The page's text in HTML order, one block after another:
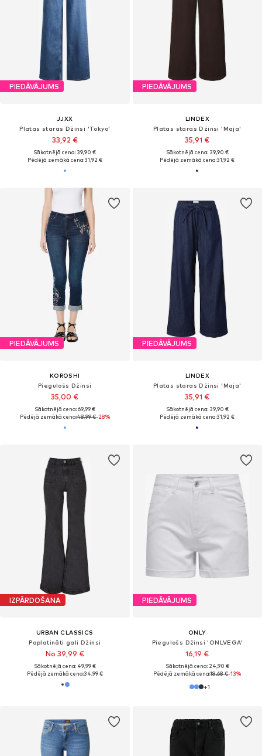
PIEDĀVĀJUMS
JJXX
Platas staras Džinsi 'Tokyo'
33,92 €
Sākotnējā cena: 39,90 €
Pēdējā zemākā cena:31,92 €
PIEDĀVĀJUMS
LINDEX
Platas staras Džinsi 'Maja'
35,91 €
Sākotnējā cena: 39,90 €
Pēdējā zemākā cena:31,92 €
PIEDĀVĀJUMS
KOROSHI
Piegulošs Džinsi
35,00 €
Sākotnējā cena: 69,99 €
Pēdējā zemākā cena:48,99 €-28%
PIEDĀVĀJUMS
LINDEX
Platas staras Džinsi 'Maja'
35,91 €
Sākotnējā cena: 39,90 €
Pēdējā zemākā cena:31,92 €
IZPĀRDOŠANA
URBAN CLASSICS
Paplatināti gali Džinsi
No 39,99 €
Sākotnējā cena: 49,99 €
Pēdējā zemākā cena:34,99 €
PIEDĀVĀJUMS
ONLY
Piegulošs Džinsi 'ONLVEGA'
16,19 €
Sākotnējā cena: 24,90 €
Pēdējā zemākā cena:18,68 €-13%
+1